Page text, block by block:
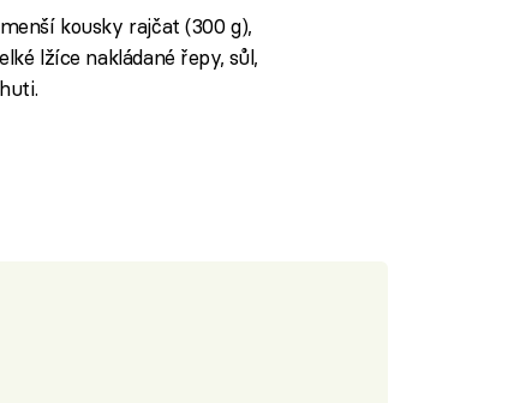
kousky rajčat (300 g),
lžíce nakládané řepy, sůl,